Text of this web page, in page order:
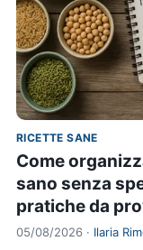
RICETTE SANE
Come
sano senza
pratiche da
05/08/2026 · Ilaria